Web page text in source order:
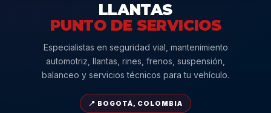
LLANTAS
PUNTO DE SERVICIOS
Especialistas en seguridad vial, mantenimiento
automotriz, llantas, rines, frenos, suspensión,
balanceo y servicios técnicos para tu vehículo.
📍 BOGOTÁ, COLOMBIA